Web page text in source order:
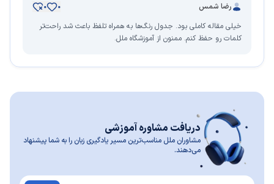
رضا شمس 0
0
خیلی مقاله کاملی بود. جدول رنگ‌ها به همراه تلفظ باعث شد راحت‌تر
کلمات رو حفظ کنم. ممنون از آموزشگاه ملل.
دریافت مشاوره آموزشی
مشاوران ملل مناسب‌ترین مسیر یادگیری زبان را به شما پیشنهاد
می‌دهند.